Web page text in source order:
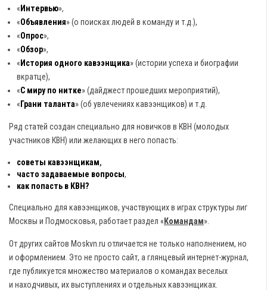
« Интервью»,
«Объявления» (о поисках людей в команду и т.д.),
«Опрос»,
«Обзор»,
« История одного кавээнщика» (истории успеха и биографии
вкратце),
«С миру по нитке» (дайджест прошедших мероприятий),
« Грани таланта» (об увлечениях кавээнщиков) и т.д.
Ряд статей создан специально для новичков в КВН (молодых
участников КВН) или желающих в него попасть:
советы кавээнщикам,
часто задаваемые вопросы,
как попасть в КВН?
Специально для кавээнщиков, участвующих в играх структуры лиг
Москвы и Подмосковья, работает раздел « Командам».
От других сайтов Moskvn.ru отличается не только наполнением, но
и оформлением. Это не просто сайт, а глянцевый интернет-журнал,
где публикуется множество материалов о командах веселых
и находчивых, их выступлениях и отдельных кавээнщиках.